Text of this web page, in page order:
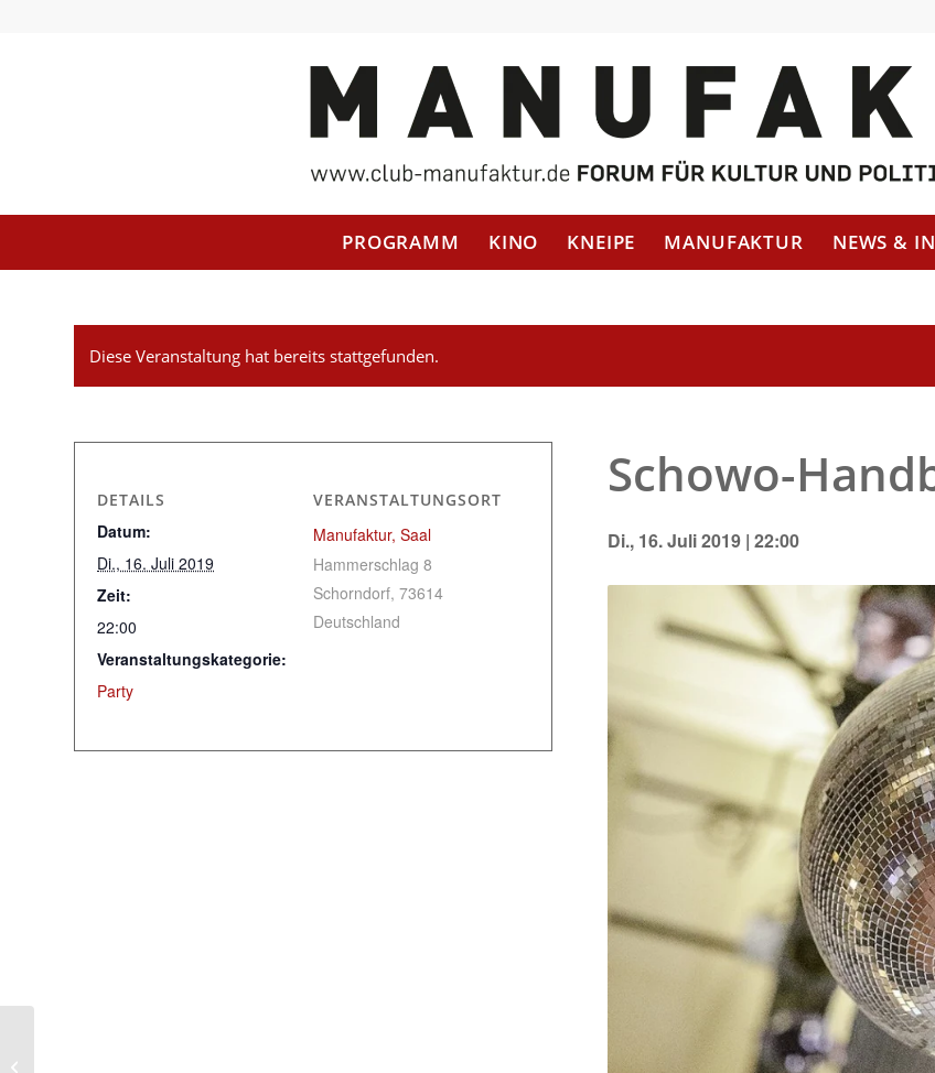
PROGRAMM KINO KNEIPE MANUFAKTUR NEWS &
Diese Veranstaltung hat bereits stattgefunden.
Schowo-
Di., 16. Juli 2019 | 22:00
DETAILS
Datum:
Di., 16. Juli 2019
Zeit:
22:00
Veranstaltungskategorie:
Party
VERANSTALTUNGSORT
Manufaktur, Saal
Hammerschlag 8
Schorndorf, 73614
Deutschland